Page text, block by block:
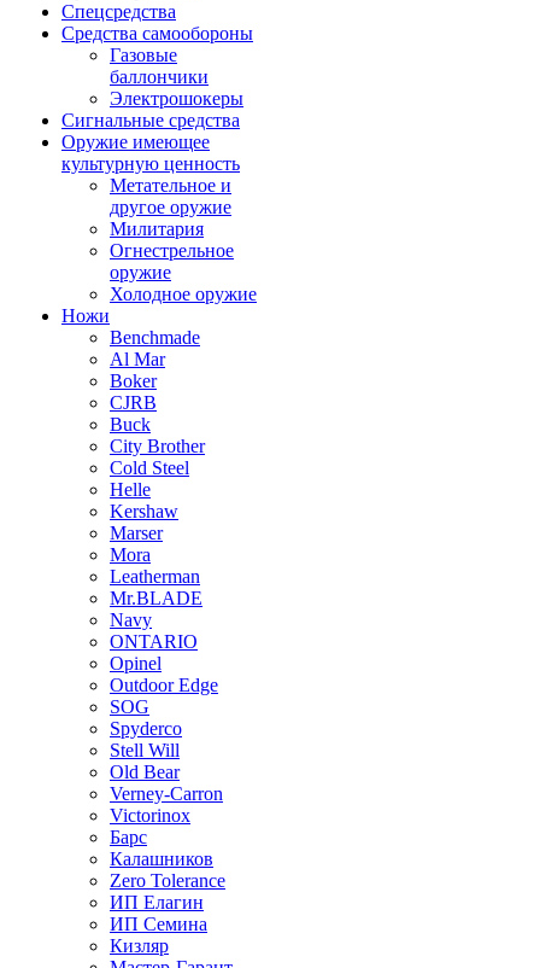
Спецсредства
Средства самообороны
Газовые
баллончики
Электрошокеры
Сигнальные средства
Оружие имеющее
культурную ценность
Метательное и
другое оружие
Милитария
Огнестрельное
оружие
Холодное оружие
Ножи
Benchmade
Al Mar
Boker
CJRB
Buck
City Brother
Cold Steel
Helle
Kershaw
Marser
Mora
Leatherman
Mr.BLADE
Navy
ONTARIO
Opinel
Outdoor Edge
SOG
Spyderco
Stell Will
Old Bear
Verney-Carron
Victorinox
Барс
Калашников
Zero Tolerance
ИП Елагин
ИП Семина
Кизляр